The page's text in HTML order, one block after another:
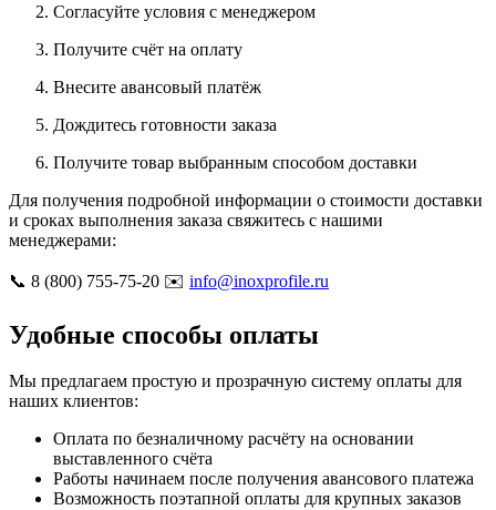
Согласуйте условия с менеджером
Получите счёт на оплату
Внесите авансовый платёж
Дождитесь готовности заказа
Получите товар выбранным способом доставки
Для получения подробной информации о стоимости доставки
и сроках выполнения заказа свяжитесь с нашими
менеджерами:
📞 8 (800) 755-75-20 ✉️ info@inoxprofile.ru
Удобные способы оплаты
Мы предлагаем простую и прозрачную систему оплаты для
наших клиентов:
Оплата по безналичному расчёту на основании
выставленного счёта
Работы начинаем после получения авансового платежа
Возможность поэтапной оплаты для крупных заказов